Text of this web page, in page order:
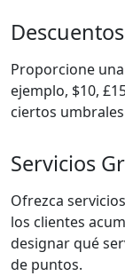
Proporcione
ejemplo, $10,
ciertos
Servicios
Ofrezca
los clientes
designar qué
de puntos.